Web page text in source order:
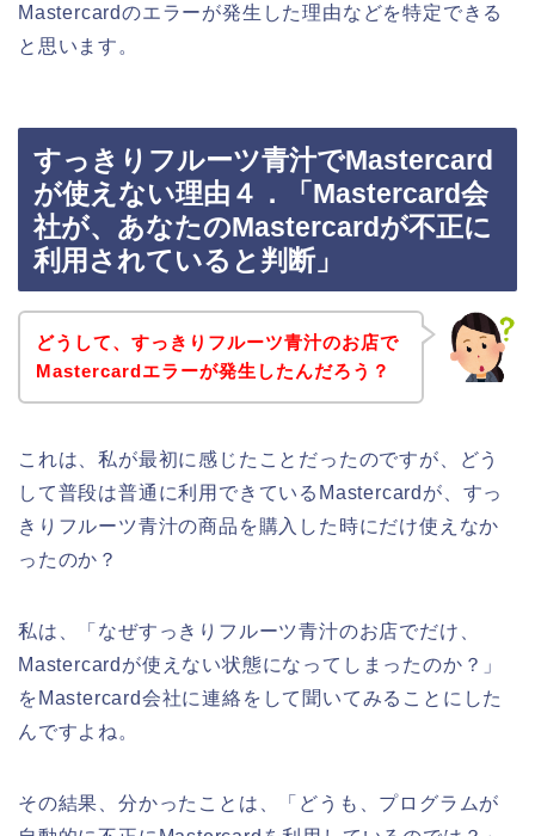
Mastercardのエラーが発生した理由などを特定できる
と思います。
すっきりフルーツ青汁でMastercard
が使えない理由４．「Mastercard会
社が、あなたのMastercardが不正に
利用されていると判断」
どうして、すっきりフルーツ青汁のお店で
Mastercardエラーが発生したんだろう？
これは、私が最初に感じたことだったのですが、どう
して普段は普通に利用できているMastercardが、すっ
きりフルーツ青汁の商品を購入した時にだけ使えなか
ったのか？
私は、「なぜすっきりフルーツ青汁のお店でだけ、
Mastercardが使えない状態になってしまったのか？」
をMastercard会社に連絡をして聞いてみることにした
んですよね。
その結果、分かったことは、「どうも、プログラムが